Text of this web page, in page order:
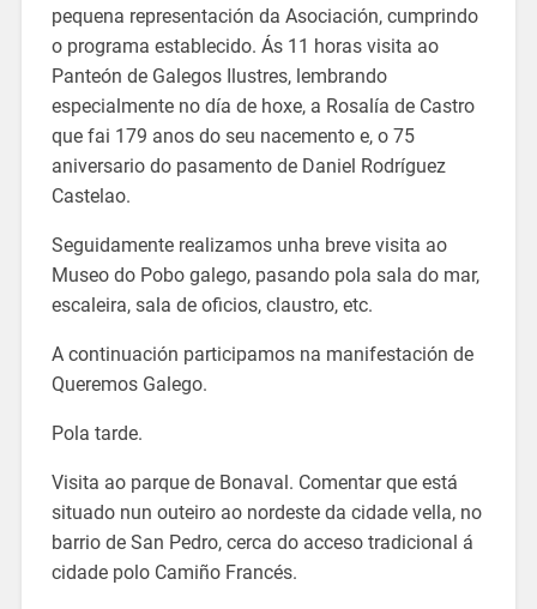
pequena representación da Asociación, cumprindo
o programa establecido. Ás 11 horas visita ao
Panteón de Galegos Ilustres, lembrando
especialmente no día de hoxe, a Rosalía de Castro
que fai 179 anos do seu nacemento e, o 75
aniversario do pasamento de Daniel Rodríguez
Castelao.
Seguidamente realizamos unha breve visita ao
Museo do Pobo galego, pasando pola sala do mar,
escaleira, sala de oficios, claustro, etc.
A continuación participamos na manifestación de
Queremos Galego.
Pola tarde.
Visita ao parque de Bonaval. Comentar que está
situado nun outeiro ao nordeste da cidade vella, no
barrio de San Pedro, cerca do acceso tradicional á
cidade polo Camiño Francés.